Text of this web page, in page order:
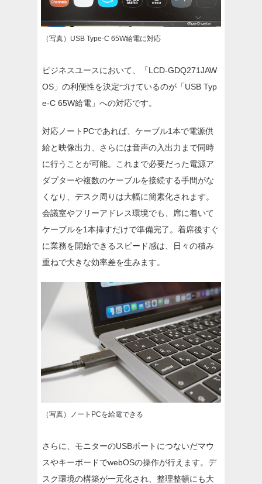
（写真）USB Type-C 65W給電に対応
ビジネスユースにおいて、「LCD-GDQ271JAW
OS」の利便性を決定づけているのが「USB Typ
e-C 65W給電」への対応です。
対応ノートPCであれば、ケーブル1本で電源供
給と映像出力、さらには音声の入出力まで同時
に行うことが可能。これまで必要だった電源ア
ダプターや複数のケーブルを接続する手間がな
くなり、デスク周りは大幅に簡素化されます。
会議室やフリーアドレス環境でも、席に着いて
ケーブルを1本挿すだけで準備完了。着席後すぐ
に業務を開始できるスピード感は、日々の積み
重ねで大きな効率差を生みます。
（写真）ノートPCを給電できる
さらに、モニターのUSBポートにつないだマウ
スやキーボードでwebOSの操作が行えます。デ
スク環境の構築が一元化され、整理整頓にも大